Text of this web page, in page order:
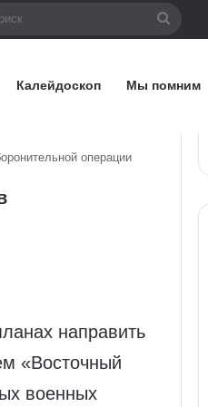
Калейдоскоп Мы помним
операции
направить
«Восточный
военных